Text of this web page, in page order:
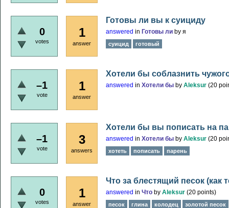
0
votes
1
answer
Готовы ли вы к суициду
answered in Готовы ли by я
суицид готовый
–1
vote
1
answer
Хотели бы соблазнить
answered in Хотели бы by Aleksur (20
–1
vote
3
answers
Хотели бы вы пописать на
answered in Хотели бы by Aleksur (20
хотеть пописать парень
0
votes
1
answer
Что за блестящий песок (как
answered in Что by Aleksur (20 points)
песок глина колодец золотой песок